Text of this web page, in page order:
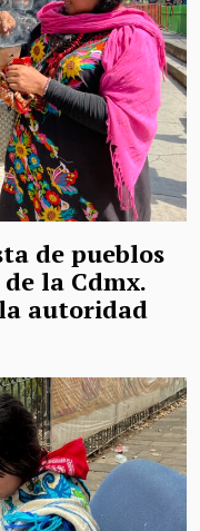
de pueblos
la Cdmx.
autoridad